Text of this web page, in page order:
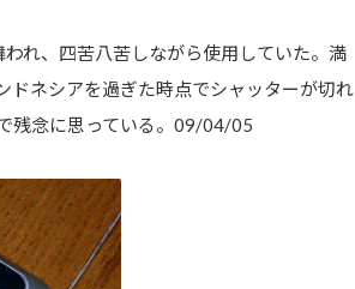
れ、四苦八苦しながら使用していた。満
ドネシアを過ぎた時点でシャッターが切れ
残念に思っている。09/04/05